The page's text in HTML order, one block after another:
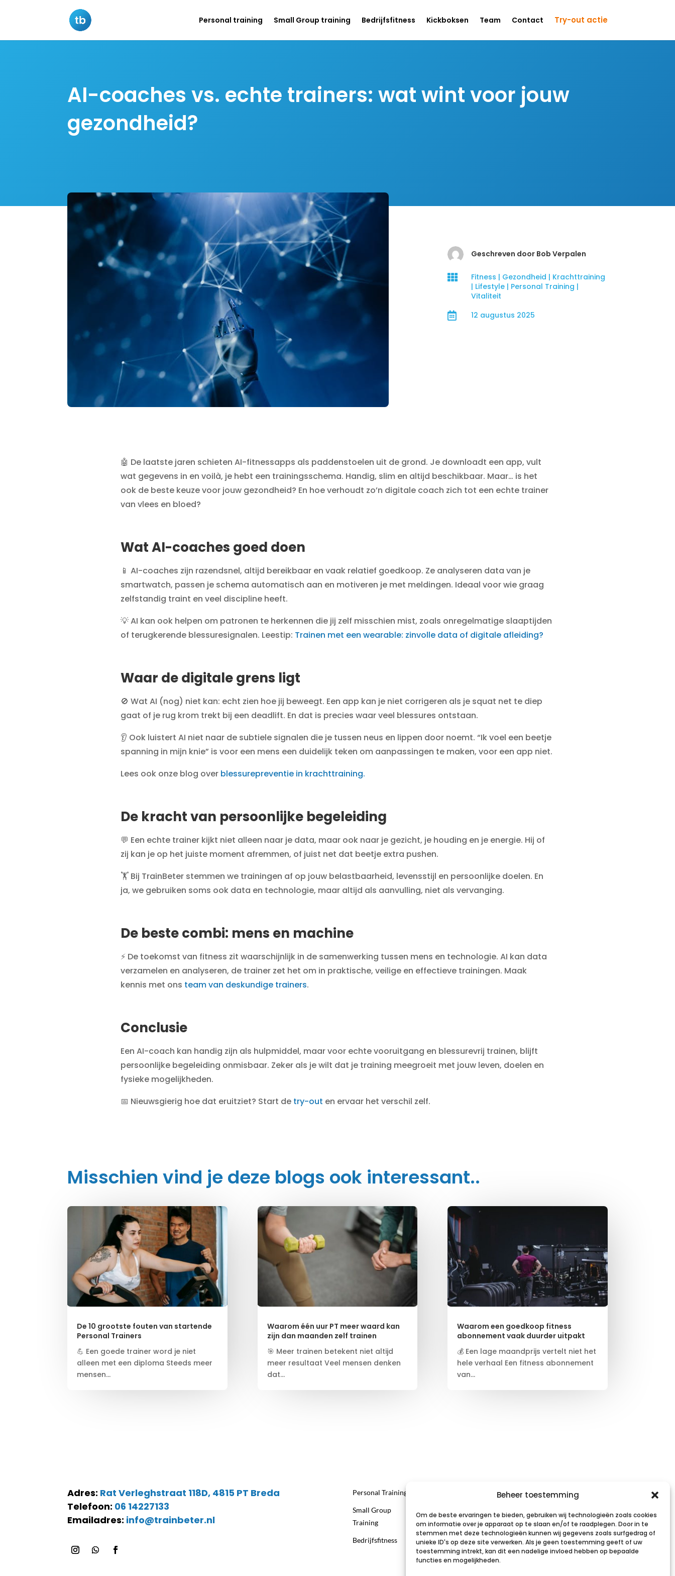
Beheer toestemming
Om de beste ervaringen te bieden, gebruiken wij technologieën zoals cookies
om informatie over je apparaat op te slaan en/of te raadplegen. Door in te
stemmen met deze technologieën kunnen wij gegevens zoals surfgedrag of
unieke ID's op deze site verwerken. Als je geen toestemming geeft of uw
toestemming intrekt, kan dit een nadelige invloed hebben op bepaalde
functies en mogelijkheden.
Personal training Small Group training Bedrijfsfitness Kickboksen Team Contact Try-out actie
AI-coaches vs. echte trainers: wat wint voor jouw
gezondheid?
Geschreven door Bob Verpalen
 Fitness | Gezondheid | Krachttraining
| Lifestyle | Personal Training |
Vitaliteit
 12 augustus 2025
🤖 De laatste jaren schieten AI-fitnessapps als paddenstoelen uit de grond. Je downloadt een app, vult
wat gegevens in en voilà, je hebt een trainingsschema. Handig, slim en altijd beschikbaar. Maar… is het
ook de beste keuze voor jouw gezondheid? En hoe verhoudt zo’n digitale coach zich tot een echte trainer
van vlees en bloed?
Wat AI-coaches goed doen
📱 AI-coaches zijn razendsnel, altijd bereikbaar en vaak relatief goedkoop. Ze analyseren data van je
smartwatch, passen je schema automatisch aan en motiveren je met meldingen. Ideaal voor wie graag
zelfstandig traint en veel discipline heeft.
💡 AI kan ook helpen om patronen te herkennen die jij zelf misschien mist, zoals onregelmatige slaaptijden
of terugkerende blessuresignalen. Leestip: Trainen met een wearable: zinvolle data of digitale afleiding?
Waar de digitale grens ligt
🚫 Wat AI (nog) niet kan: echt zien hoe jij beweegt. Een app kan je niet corrigeren als je squat net te diep
gaat of je rug krom trekt bij een deadlift. En dat is precies waar veel blessures ontstaan.
👂 Ook luistert AI niet naar de subtiele signalen die je tussen neus en lippen door noemt. “Ik voel een beetje
spanning in mijn knie” is voor een mens een duidelijk teken om aanpassingen te maken, voor een app niet.
Lees ook onze blog over blessurepreventie in krachttraining.
De kracht van persoonlijke begeleiding
💬 Een echte trainer kijkt niet alleen naar je data, maar ook naar je gezicht, je houding en je energie. Hij of
zij kan je op het juiste moment afremmen, of juist net dat beetje extra pushen.
🏋️ Bij TrainBeter stemmen we trainingen af op jouw belastbaarheid, levensstijl en persoonlijke doelen. En
ja, we gebruiken soms ook data en technologie, maar altijd als aanvulling, niet als vervanging.
De beste combi: mens en machine
⚡ De toekomst van fitness zit waarschijnlijk in de samenwerking tussen mens en technologie. AI kan data
verzamelen en analyseren, de trainer zet het om in praktische, veilige en effectieve trainingen. Maak
kennis met ons team van deskundige trainers.
Conclusie
Een AI-coach kan handig zijn als hulpmiddel, maar voor echte vooruitgang en blessurevrij trainen, blijft
persoonlijke begeleiding onmisbaar. Zeker als je wilt dat je training meegroeit met jouw leven, doelen en
fysieke mogelijkheden.
📅 Nieuwsgierig hoe dat eruitziet? Start de try-out en ervaar het verschil zelf.
Misschien vind je deze blogs ook interessant..
De 10 grootste fouten van startende
Personal Trainers
💪 Een goede trainer word je niet
alleen met een diploma Steeds meer
mensen...
Waarom één uur PT meer waard kan
zijn dan maanden zelf trainen
🎯 Meer trainen betekent niet altijd
meer resultaat Veel mensen denken
dat...
Waarom een goedkoop fitness
abonnement vaak duurder uitpakt
💰 Een lage maandprijs vertelt niet het
hele verhaal Een fitness abonnement
van...
Adres: Rat Verleghstraat 118D, 4815 PT Breda
Telefoon: 06 14227133
Emailadres: info@trainbeter.nl
Personal Training
Small Group
Training
Bedrijfsfitness
Voedingsconsult
Try-Out korting
Contact